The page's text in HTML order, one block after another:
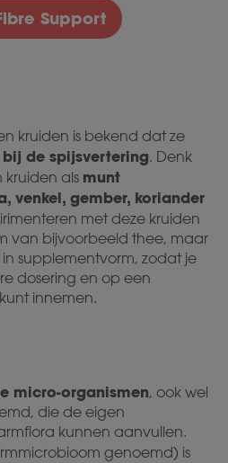
Support
kruiden is bekend dat ze
de spijsvertering. Denk
kruiden als munt
venkel, gember, koriander
met deze kruiden
van bijvoorbeeld thee, maar
supplementvorm, zodat je
dosering en op een
innemen.
micro-organismen, ook wel
die de eigen
kunnen aanvullen.
genoemd) is